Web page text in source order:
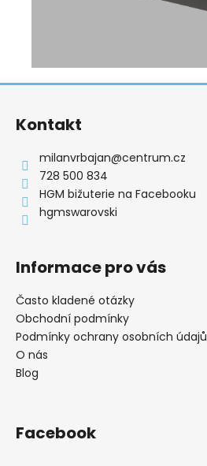
Z
Kontakt
milanvrbajan@centrum.cz
728 500 834
HGM bižuterie na Facebooku
hgmswarovski
Informace pro vás
Často kladené otázky
Obchodní podmínky
Podmínky ochrany osobních údajů
O nás
Blog
Facebook